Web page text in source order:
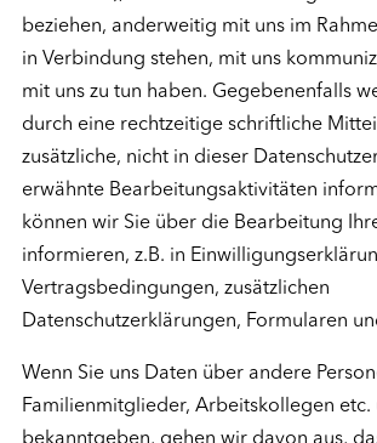
beziehen, anderweitig mit uns im
in Verbindung stehen, mit uns
mit uns zu tun haben. Gegebenenfalls
durch eine rechtzeitige schriftliche
zusätzliche, nicht in dieser
erwähnte Bearbeitungsaktivitäten
können wir Sie über die Bearbeitung
informieren, z.B. in
Vertragsbedingungen, zusätzlichen
Datenschutzerklärungen, Formularen
Wenn Sie uns Daten über andere
Familienmitglieder, Arbeitskollegen etc.
bekanntgeben, gehen wir davon aus,